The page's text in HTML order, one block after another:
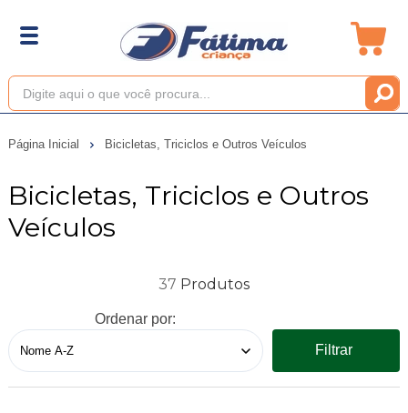
Página Inicial Bicicletas, Triciclos e Outros Veículos
Bicicletas, Triciclos e Outros
Veículos
37
Ordenar por:
Filtrar